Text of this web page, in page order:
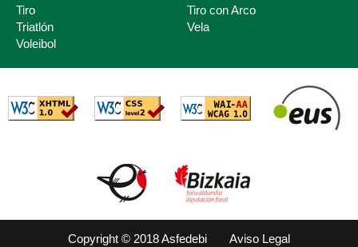
Tiro
Tiro con Arco
Triatlón
Vela
Voleibol
Copyright © 2018 Asfedebi Aviso Legal